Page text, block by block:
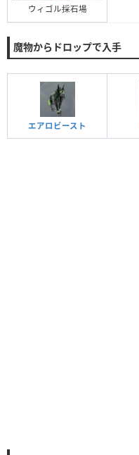
ウィゴル採石場
魔物からドロップで入手
エアロビースト